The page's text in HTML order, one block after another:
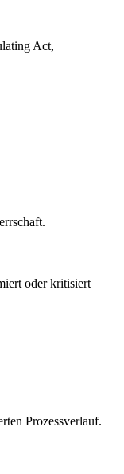
Act,
oder kritisiert
Prozessverlauf.